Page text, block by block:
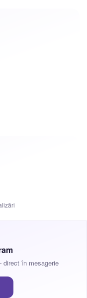
direct în mesagerie